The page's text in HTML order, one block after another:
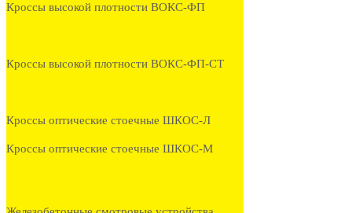
Кроссы высокой плотности ВОКС-ФП
Кроссы высокой плотности ВОКС-ФП-СТ
Кроссы оптические стоечные ШКОС-Л
Кроссы оптические стоечные ШКОС-М